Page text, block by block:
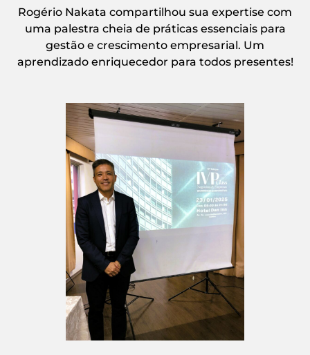
Rogério Nakata compartilhou sua expertise com
uma palestra cheia de práticas essenciais para
gestão e crescimento empresarial. Um
aprendizado enriquecedor para todos presentes!